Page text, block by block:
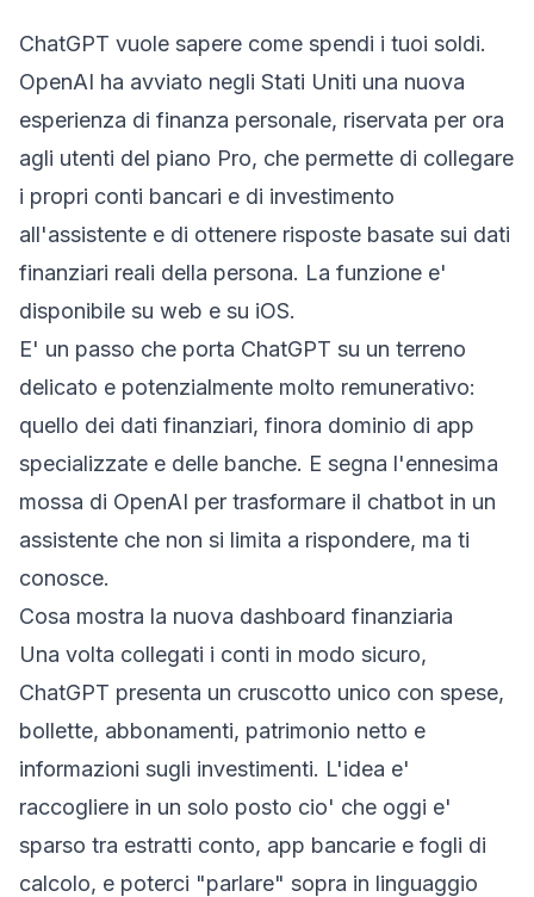
ChatGPT vuole sapere come spendi i tuoi soldi.
OpenAI ha avviato negli Stati Uniti una nuova
esperienza di finanza personale, riservata per ora
agli utenti del piano Pro, che permette di collegare
i propri conti bancari e di investimento
all'assistente e di ottenere risposte basate sui dati
finanziari reali della persona. La funzione e'
disponibile su web e su iOS.
E' un passo che porta ChatGPT su un terreno
delicato e potenzialmente molto remunerativo:
quello dei dati finanziari, finora dominio di app
specializzate e delle banche. E segna l'ennesima
mossa di OpenAI per trasformare il chatbot in un
assistente che non si limita a rispondere, ma ti
conosce.
Cosa mostra la nuova dashboard finanziaria
Una volta collegati i conti in modo sicuro,
ChatGPT presenta un cruscotto unico con spese,
bollette, abbonamenti, patrimonio netto e
informazioni sugli investimenti. L'idea e'
raccogliere in un solo posto cio' che oggi e'
sparso tra estratti conto, app bancarie e fogli di
calcolo, e poterci "parlare" sopra in linguaggio